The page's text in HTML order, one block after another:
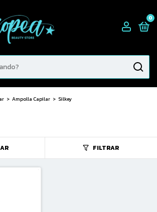
0
> Ampolla Capilar > Silkey
FILTRAR